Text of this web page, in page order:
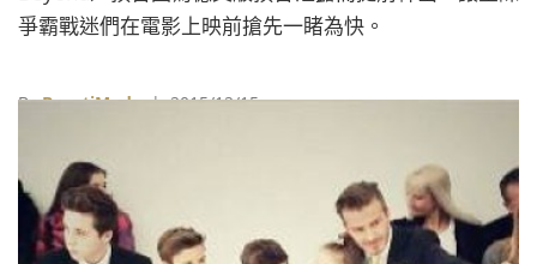
爭霸戰迷們在電影上映前搶先一睹為快。
ByBeautiMode| 2015/12/15